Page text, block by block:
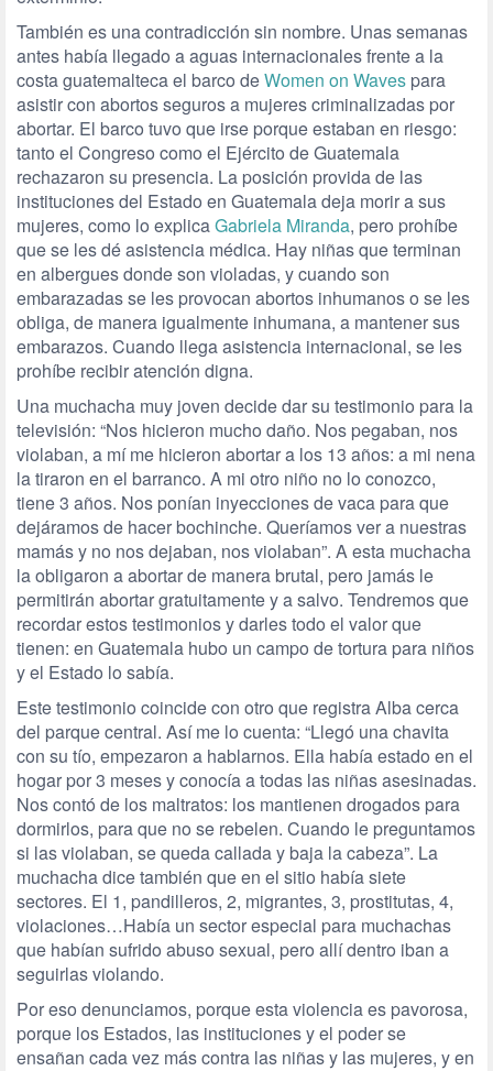
También es una contradicción sin nombre. Unas semanas
antes había llegado a aguas internacionales frente a la
costa guatemalteca el barco deWomen on Waves para
asistir con abortos seguros a mujeres criminalizadas por
abortar. El barco tuvo que irse porque estaban en riesgo:
tanto el Congreso como el Ejército de Guatemala
rechazaron su presencia. La posición provida de las
instituciones del Estado en Guatemala deja morir a sus
mujeres, como lo explicaGabriela Miranda, pero prohíbe
que se les dé asistencia médica. Hay niñas que terminan
en albergues donde son violadas, y cuando son
embarazadas se les provocan abortos inhumanos o se les
obliga, de manera igualmente inhumana, a mantener sus
embarazos. Cuando llega asistencia internacional, se les
prohíbe recibir atención digna.
Una muchacha muy joven decide dar su testimonio para la
televisión: “Nos hicieron mucho daño. Nos pegaban, nos
violaban, a mí me hicieron abortar a los 13 años: a mi nena
la tiraron en el barranco. A mi otro niño no lo conozco,
tiene 3 años. Nos ponían inyecciones de vaca para que
dejáramos de hacer bochinche. Queríamos ver a nuestras
mamás y no nos dejaban, nos violaban”. A esta muchacha
la obligaron a abortar de manera brutal, pero jamás le
permitirán abortar gratuitamente y a salvo. Tendremos que
recordar estos testimonios y darles todo el valor que
tienen: en Guatemala hubo un campo de tortura para niños
y el Estado lo sabía.
Este testimonio coincide con otro que registra Alba cerca
del parque central. Así me lo cuenta: “Llegó una chavita
con su tío, empezaron a hablarnos. Ella había estado en el
hogar por 3 meses y conocía a todas las niñas asesinadas.
Nos contó de los maltratos: los mantienen drogados para
dormirlos, para que no se rebelen. Cuando le preguntamos
si las violaban, se queda callada y baja la cabeza”. La
muchacha dice también que en el sitio había siete
sectores. El 1, pandilleros, 2, migrantes, 3, prostitutas, 4,
violaciones…Había un sector especial para muchachas
que habían sufrido abuso sexual, pero allí dentro iban a
seguirlas violando.
Por eso denunciamos, porque esta violencia es pavorosa,
porque los Estados, las instituciones y el poder se
ensañan cada vez más contra las niñas y las mujeres, y en